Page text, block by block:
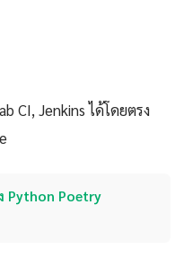
CI, Jenkins ได้โดยตรง
Python Poetry